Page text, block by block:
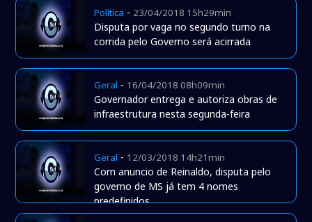
Política - 23/04/2018 15h29min
Disputa por vaga no segundo turno na
corrida pelo Governo será acirrada
Geral - 16/04/2018 08h09min
Governador entrega e autoriza obras de
infraestrutura nesta segunda-feira
Geral - 12/03/2018 14h21min
Com anuncio de Reinaldo, disputa pelo
governo de MS já tem 4 nomes
predefinidos